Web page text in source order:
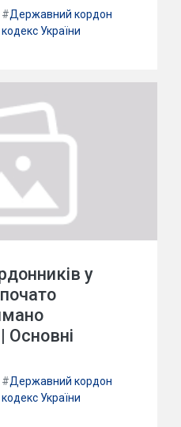
#Державний кордон
України
у
Основні
#Державний кордон
України